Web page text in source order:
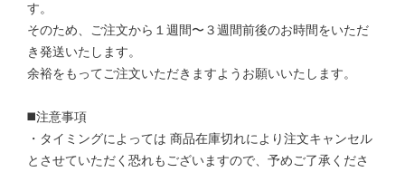
す。
そのため、ご注文から１週間〜３週間前後のお時間をいただ
き発送いたします。
余裕をもってご注文いただきますようお願いいたします。
◼️注意事項
・タイミングによっては 商品在庫切れにより注文キャンセル
とさせていただく恐れもございますので、予めご了承くださ